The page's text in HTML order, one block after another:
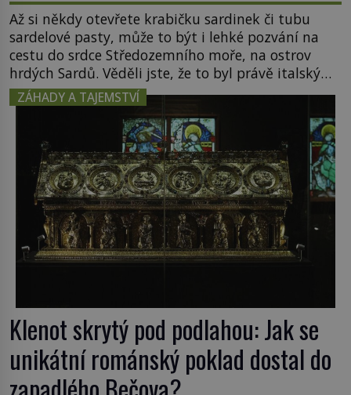
Až si někdy otevřete krabičku sardinek či tubu
sardelové pasty, může to být i lehké pozvání na
cestu do srdce Středozemního moře, na ostrov
hrdých Sardů. Věděli jste, že to byl právě italský
ostrov Sardinie, jenž těmto produktům moře
propůjčil své jméno. Co dalšího je pro Sardinii
typické a pro Středoevropana zajímavé? Na
mapách má […]
ZÁHADY A TAJEMSTVÍ
Klenot skrytý pod podlahou: Jak se
unikátní románský poklad dostal do